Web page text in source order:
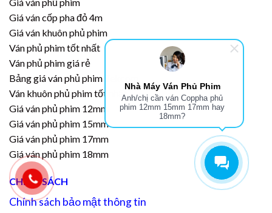
Giá ván cốp pha đỏ 4m
Giá ván khuôn phủ phim
Ván phủ phim tốt nhất
Ván phủ phim giá rẻ
Bảng giá ván phủ phim Tekcom
Ván khuôn phủ phim tốt nhất
Giá ván phủ phim 12mm
Giá ván phủ phim 15mm
Giá ván phủ phim 17mm
Giá ván phủ phim 18mm
CHÍNH SÁCH
Chính sách bảo mật thông tin
Nhà Máy Ván Phủ Phim
Anh/chị cần ván Coppha phủ
phim 12mm 15mm 17mm hay
18mm?